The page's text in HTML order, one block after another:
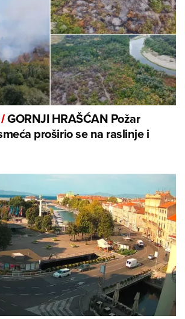
/GORNJI HRAŠĆAN Požar
proširio se na raslinje i